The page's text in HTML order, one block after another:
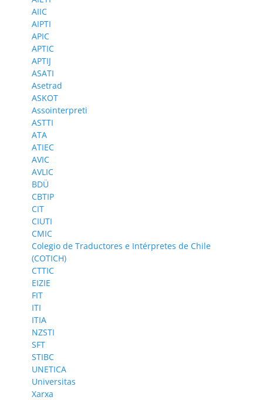
AIIC
AIPTI
APIC
APTIC
APTIJ
ASATI
Asetrad
ASKOT
Assointerpreti
ASTTI
ATA
ATIEC
AVIC
AVLIC
BDÜ
CBTIP
CIT
CIUTI
CMIC
Colegio de Traductores e Intérpretes de Chile
(COTICH)
CTTIC
EIZIE
FIT
ITI
ITIA
NZSTI
SFT
STIBC
UNETICA
Universitas
Xarxa